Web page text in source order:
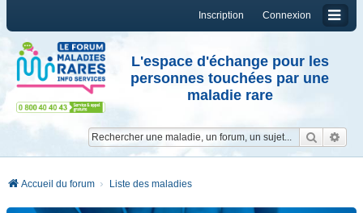
Connexion
Inscription
L'espace d'échange pour les
personnes touchées par une
maladie rare
Accueil du forum Liste des maladies